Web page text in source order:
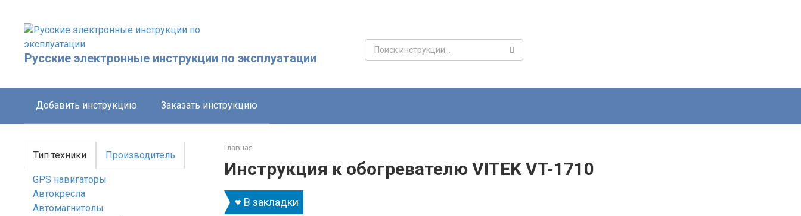
контенту
Русские электронные инструкции по эксплуатации
Поиск:
Добавить инструкцию Заказать инструкцию
Главная
Инструкция к обогревателю VITEK VT-1710
♥ В закладки
Тип техники Производитель
GPS навигаторы
Автокресла
Автомагнитолы